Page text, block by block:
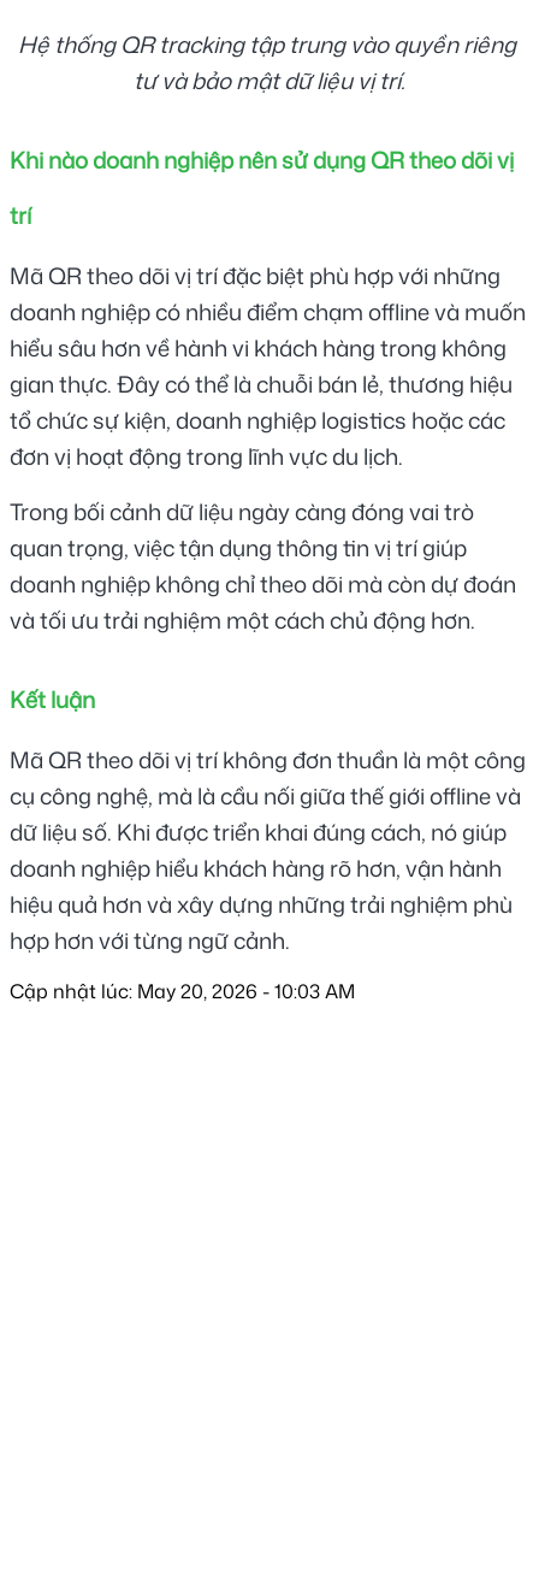
Hệ thống QR tracking tập trung vào quyền riêng
tư và bảo mật dữ liệu vị trí.
Khi nào doanh nghiệp nên sử dụng QR theo dõi vị
trí
Mã QR theo dõi vị trí đặc biệt phù hợp với những
doanh nghiệp có nhiều điểm chạm offline và muốn
hiểu sâu hơn về hành vi khách hàng trong không
gian thực. Đây có thể là chuỗi bán lẻ, thương hiệu
tổ chức sự kiện, doanh nghiệp logistics hoặc các
đơn vị hoạt động trong lĩnh vực du lịch.
Trong bối cảnh dữ liệu ngày càng đóng vai trò
quan trọng, việc tận dụng thông tin vị trí giúp
doanh nghiệp không chỉ theo dõi mà còn dự đoán
và tối ưu trải nghiệm một cách chủ động hơn.
Kết luận
Mã QR theo dõi vị trí không đơn thuần là một công
cụ công nghệ, mà là cầu nối giữa thế giới offline và
dữ liệu số. Khi được triển khai đúng cách, nó giúp
doanh nghiệp hiểu khách hàng rõ hơn, vận hành
hiệu quả hơn và xây dựng những trải nghiệm phù
hợp hơn với từng ngữ cảnh.
Cập nhật lúc: May 20, 2026 - 10:03 AM